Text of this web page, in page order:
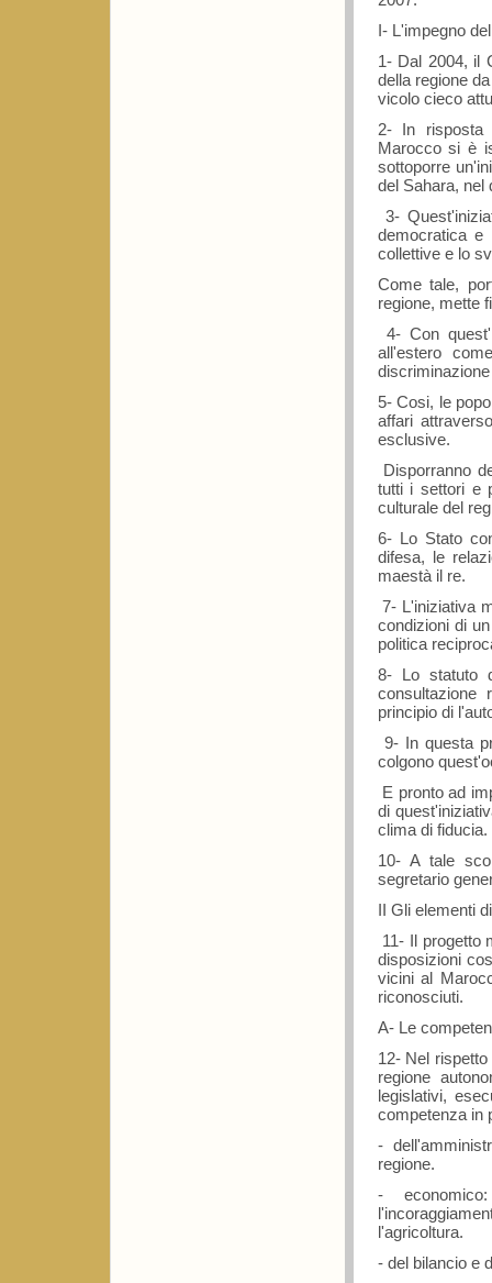
I- L'impegno
1- Dal 2004, il
della regione
vicolo cieco
2- In risposta
Marocco si è
sottoporre
del Sahara, nel
3-
democratica e
collettive e lo
Come tale,
regione, mette
4- Con
all'estero
5- Cosi, le
affari
esclusive.
Disporranno
tutti i settori e
culturale del
6- Lo Stato
difesa, le
maestà il re.
7- L'iniziativa
condizioni di
politica
8- Lo statuto
consultazione
principio di
9- In questa
colgono
E pronto ad
di
clima di fiducia.
10- A tale
segretario
II Gli elementi
11- Il progetto
disposizioni
vicini al
riconosciuti.
A- Le
12- Nel
regione
legislativi,
competenza in
-
regione.
-
l'agricoltura.
- del bilancio e